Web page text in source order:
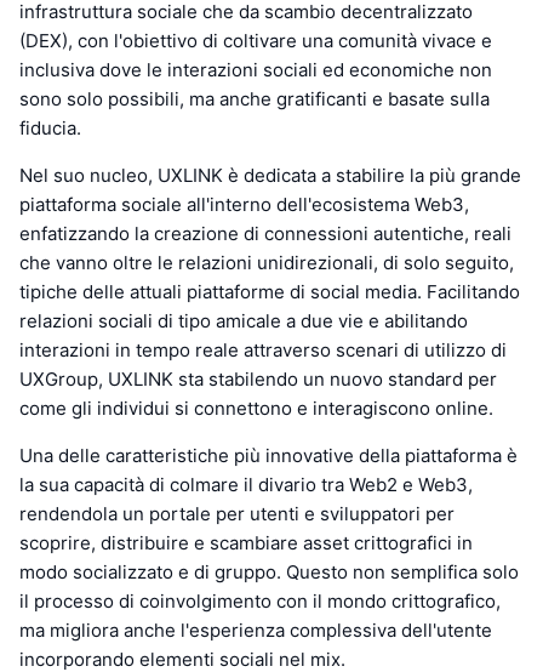
infrastruttura sociale che da scambio decentralizzato
(DEX), con l'obiettivo di coltivare una comunità vivace e
inclusiva dove le interazioni sociali ed economiche non
sono solo possibili, ma anche gratificanti e basate sulla
fiducia.
Nel suo nucleo, UXLINK è dedicata a stabilire la più grande
piattaforma sociale all'interno dell'ecosistema Web3,
enfatizzando la creazione di connessioni autentiche, reali
che vanno oltre le relazioni unidirezionali, di solo seguito,
tipiche delle attuali piattaforme di social media. Facilitando
relazioni sociali di tipo amicale a due vie e abilitando
interazioni in tempo reale attraverso scenari di utilizzo di
UXGroup, UXLINK sta stabilendo un nuovo standard per
come gli individui si connettono e interagiscono online.
Una delle caratteristiche più innovative della piattaforma è
la sua capacità di colmare il divario tra Web2 e Web3,
rendendola un portale per utenti e sviluppatori per
scoprire, distribuire e scambiare asset crittografici in
modo socializzato e di gruppo. Questo non semplifica solo
il processo di coinvolgimento con il mondo crittografico,
ma migliora anche l'esperienza complessiva dell'utente
incorporando elementi sociali nel mix.